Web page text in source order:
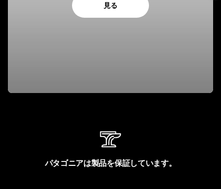
見る
パタゴニアは製品を保証しています。